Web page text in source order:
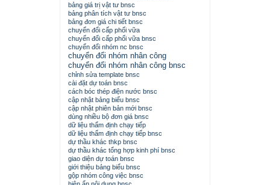
bảng giá trị vật tư bnsc
bảng phân tích vật tư bnsc
bảng đơn giá chi tiết bnsc
chuyển đổi cấp phối vữa
chuyển đổi cấp phối vữa bnsc
chuyển đổi nhóm nc bnsc
chuyển đổi nhóm nhân công
chuyển đổi nhóm nhân công bnsc
chỉnh sửa template bnsc
cài đặt dự toán bnsc
cách bóc thép điện nước bnsc
cập nhật bảng biểu bnsc
cập nhật phiên bản mới bnsc
dùng nhiều bộ đơn giá bnsc
dữ liệu thẩm định chạy tiếp
dữ liệu thẩm định chạy tiếp bnsc
dự thầu khác thkp bnsc
dự thầu khác tổng hợp kinh phí bnsc
giao diện dự toán bnsc
giới thiệu bảng biểu bnsc
gộp nhóm công việc bnsc